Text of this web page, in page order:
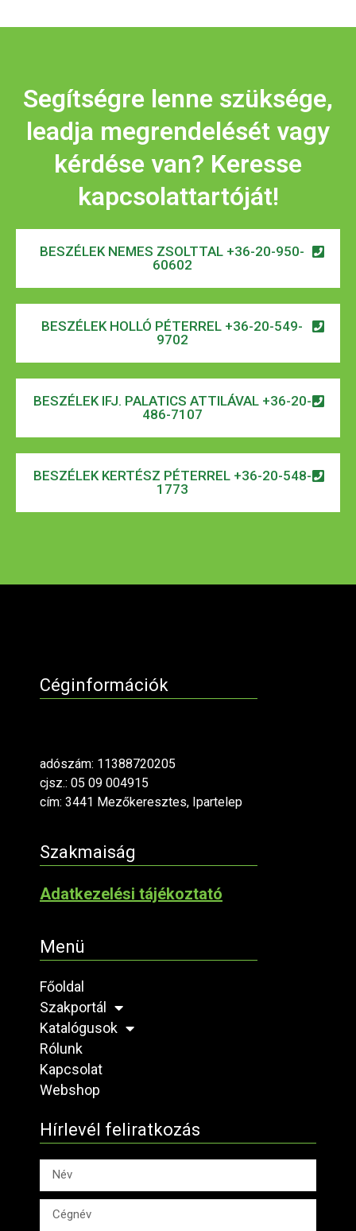
Segítségre lenne szüksége,
leadja megrendelését vagy
kérdése van? Keresse
kapcsolattartóját!
BESZÉLEK NEMES ZSOLTTAL +36-20-950-
60602
BESZÉLEK HOLLÓ PÉTERREL +36-20-549-
9702
BESZÉLEK IFJ. PALATICS ATTILÁVAL +36-20-
486-7107
BESZÉLEK KERTÉSZ PÉTERREL +36-20-548-
1773
Céginformációk
adószám: 11388720205
cjsz.: 05 09 004915
cím: 3441 Mezőkeresztes, Ipartelep
Szakmaiság
Adatkezelési tájékoztató
Menü
Főoldal
Szakportál
Katalógusok
Rólunk
Kapcsolat
Webshop
Hírlevél feliratkozás